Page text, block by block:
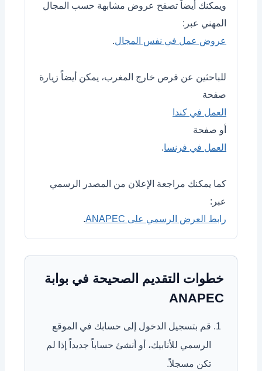
ويمكنك أيضاً تصفح عروض مشابهة حسب المجال
المهني عبر:
عروض عمل في نفس المجال.
للباحثين عن فرص خارج المغرب، يمكن أيضاً زيارة
صفحة
العمل في كندا
أو صفحة
العمل في فرنسا.
كما يمكنك مراجعة الإعلان من المصدر الرسمي
عبر:
رابط العرض الرسمي على ANAPEC
.
خطوات التقديم الصحيحة في بوابة
ANAPEC
قم بتسجيل الدخول إلى حسابك في الموقع
الرسمي للأنابيك، أو أنشئ حساباً جديداً إذا لم
تكن مسجلاً.